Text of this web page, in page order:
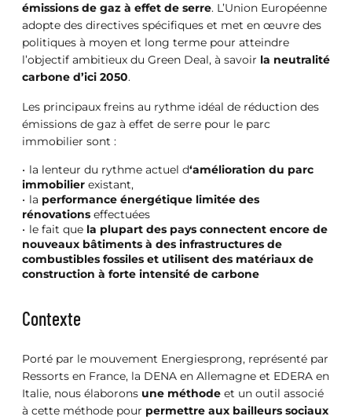
émissions de gaz à effet de serre. L’Union Européenne
adopte des directives spécifiques et met en œuvre des
politiques à moyen et long terme pour atteindre
l’objectif ambitieux du Green Deal, à savoir la neutralité
carbone d’ici 2050.
Les principaux freins au rythme idéal de réduction des
émissions de gaz à effet de serre pour le parc
immobilier sont :
la lenteur du rythme actuel d‘amélioration du parc
immobilier existant,
la performance énergétique limitée des
rénovations effectuées
le fait que la plupart des pays connectent encore de
nouveaux bâtiments à des infrastructures de
combustibles fossiles et utilisent des matériaux de
construction à forte intensité de carbone
Contexte
Porté par le mouvement Energiesprong, représenté par
Ressorts en France, la DENA en Allemagne et EDERA en
Italie, nous élaborons une méthode et un outil associé
à cette méthode pour permettre aux bailleurs sociaux